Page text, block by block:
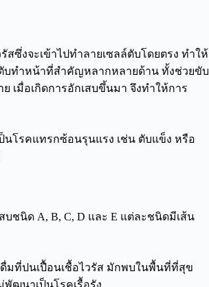
สซึ่งจะเข้าไปทำลายเซลล์ตับโดยตรง ทำให้
บทำหน้าที่สำคัญหลากหลายด้าน ทั้งช่วยขับ
เมื่อเกิดการอักเสบขึ้นมา จึงทำให้การ
นโรคแทรกซ้อนรุนแรง เช่น ตับแข็ง หรือ
บชนิด A, B, C, D และ E แต่ละชนิดมีเส้น
มที่ปนเปื้อนเชื้อไวรัส มักพบในพื้นที่ที่สุข